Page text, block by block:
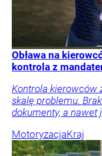
Obława na
kontrola z
Kontrola kierowców
skalę problemu.
dokumenty, a nawet
MotoryzacjaKraj